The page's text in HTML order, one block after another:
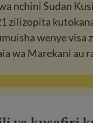
nchini Sudan
zilizopita
wenye visa
wa Marekani au